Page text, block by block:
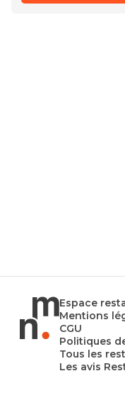
Espace
Mentions
CGU
Politiques
Tous les
Les avis